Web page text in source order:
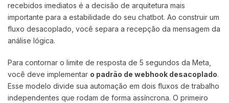
recebidos imediatos é a decisão de arquitetura mais
importante para a estabilidade do seu chatbot. Ao construir um
fluxo desacoplado, você separa a recepção da mensagem da
análise lógica.
Para contornar o limite de resposta de 5 segundos da Meta,
você deve implementar o padrão de webhook desacoplado.
Esse modelo divide sua automação em dois fluxos de trabalho
independentes que rodam de forma assíncrona. O primeiro